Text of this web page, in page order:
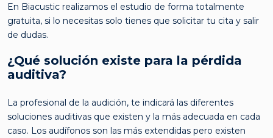
En Biacustic realizamos el estudio de forma totalmente
gratuita, si lo necesitas solo tienes que solicitar tu cita y salir
de dudas.
¿Qué solución existe para la pérdida
auditiva?
La profesional de la audición, te indicará las diferentes
soluciones auditivas que existen y la más adecuada en cada
caso. Los audífonos son las más extendidas pero existen